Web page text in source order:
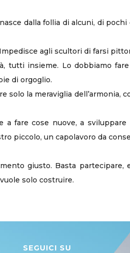
dalla follia di alcuni, di pochi
agli scultori di farsi
tutti insieme. Lo dobbiamo
di orgoglio.
la meraviglia dell’armonia,
a fare cose nuove, a sviluppare
piccolo, un capolavoro da
giusto. Basta partecipare,
solo costruire.
SEGUICI SU